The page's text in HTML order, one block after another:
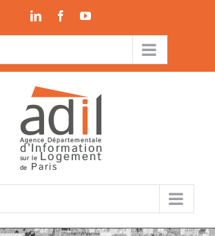
LinkedInFacebookYouTube